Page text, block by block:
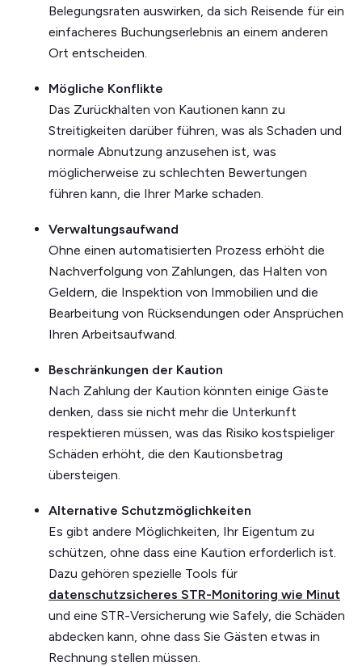
Belegungsraten auswirken, da sich Reisende für ein
einfacheres Buchungserlebnis an einem anderen
Ort entscheiden.
Mögliche Konflikte
Das Zurückhalten von Kautionen kann zu
Streitigkeiten darüber führen, was als Schaden und
normale Abnutzung anzusehen ist, was
möglicherweise zu schlechten Bewertungen
führen kann, die Ihrer Marke schaden.
Verwaltungsaufwand
Ohne einen automatisierten Prozess erhöht die
Nachverfolgung von Zahlungen, das Halten von
Geldern, die Inspektion von Immobilien und die
Bearbeitung von Rücksendungen oder Ansprüchen
Ihren Arbeitsaufwand.
Beschränkungen der Kaution
Nach Zahlung der Kaution könnten einige Gäste
denken, dass sie nicht mehr die Unterkunft
respektieren müssen, was das Risiko kostspieliger
Schäden erhöht, die den Kautionsbetrag
übersteigen.
Alternative Schutzmöglichkeiten
Es gibt andere Möglichkeiten, Ihr Eigentum zu
schützen, ohne dass eine Kaution erforderlich ist.
Dazu gehören spezielle Tools für
datenschutzsicheres STR-Monitoring wie Minut
und eine STR-Versicherung wie Safely, die Schäden
abdecken kann, ohne dass Sie Gästen etwas in
Rechnung stellen müssen.